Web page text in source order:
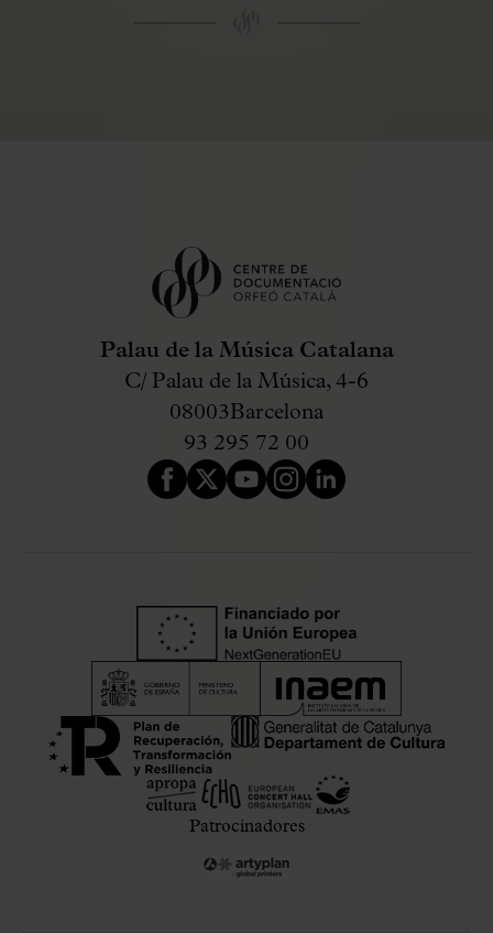
Palau de la Música Catalana
C/ Palau de la Música, 4-6
08003Barcelona
93 295 72 00
Patrocinadores